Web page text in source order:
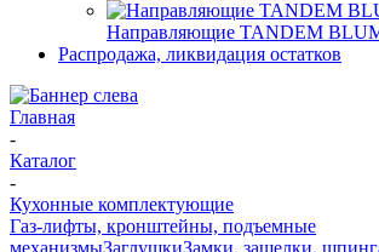
Направляющие TANDEM
Распродажа, ликвидация остатков
Главная
-
Каталог
-
Кухонные комплектующие
Газ-лифты, кронштейны, подъемные
механизмыЗаглушкиЗамки, защелки,